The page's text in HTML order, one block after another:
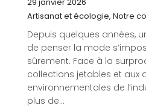
Artisanat et écologie, Notre
Depuis quelques années,
de penser la mode
sûrement. Face à la
collections jetables et aux
environnementales de
plus de...